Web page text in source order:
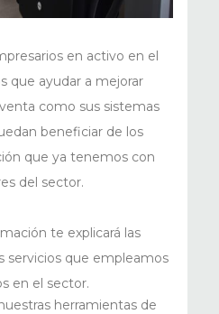
en activo en el
que ayudar a mejorar
como sus sistemas
beneficiar de los
que ya tenemos con
del sector.
te explicará las
servicios que empleamos
en el sector.
herramientas de